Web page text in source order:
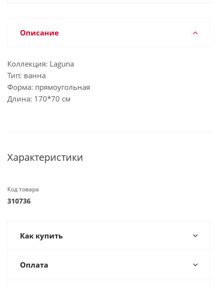
Описание
Коллекция: Laguna
Тип: ванна
Форма: прямоугольная
Длина: 170*70 см
Характеристики
Код товара
310736
Как купить
Оплата